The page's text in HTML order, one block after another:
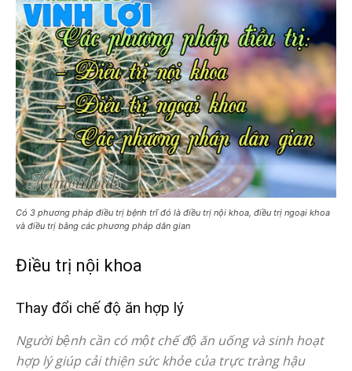
Có 3 phương pháp điều trị bệnh trĩ đó là điều trị nội khoa, điều trị ngoại khoa
và điều trị bằng các phương pháp dân gian
Điều trị nội khoa
Thay đổi chế độ ăn hợp lý
Người bệnh cần có một chế độ ăn uống và sinh hoạt
hợp lý giúp cải thiện sức khỏe của trực tràng hậu